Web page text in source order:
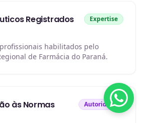
Registrados
Expertise
habilitados pelo
de Farmácia do Paraná.
às Normas
Autoridade